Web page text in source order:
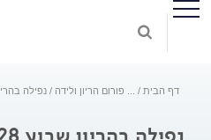
דף הבית פורום הריון ולידה נפילה